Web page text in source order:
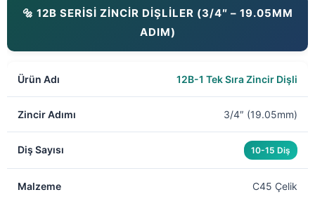
🔩 12B SERİSİ ZİNCİR DİŞLİLER (3/4″ – 19.05MM
ADIM)
12B-1 Tek Sıra Zincir Dişli
3/4″ (19.05mm)
10-15 Diş
C45 Çelik